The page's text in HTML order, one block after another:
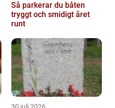
Så parkerar du båten
tryggt och smidigt året
runt